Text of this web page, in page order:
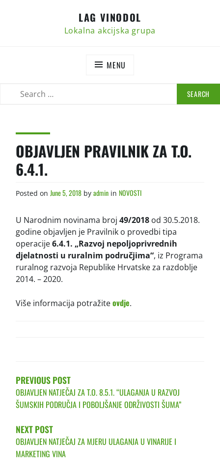
LAG VINODOL
Lokalna akcijska grupa
MENU
OBJAVLJEN PRAVILNIK ZA T.O.
6.4.1.
Posted on June 5, 2018 by admin in NOVOSTI
U Narodnim novinama broj 49/2018 od 30.5.2018.
godine objavljen je Pravilnik o provedbi tipa
operacije6.4.1. „Razvoj nepoljoprivrednih
djelatnosti u ruralnim područjima“, iz Programa
ruralnog razvoja Republike Hrvatske za razdoblje
2014. – 2020.
Više informacija potražiteovdje.
PREVIOUS POST
OBJAVLJEN NATJEČAJ ZA T.O. 8.5.1. “ULAGANJA U RAZVOJ
ŠUMSKIH PODRUČJA I POBOLJŠANJE ODRŽIVOSTI ŠUMA”
NEXT POST
OBJAVLJEN NATJEČAJ ZA MJERU ULAGANJA U VINARIJE I
MARKETING VINA